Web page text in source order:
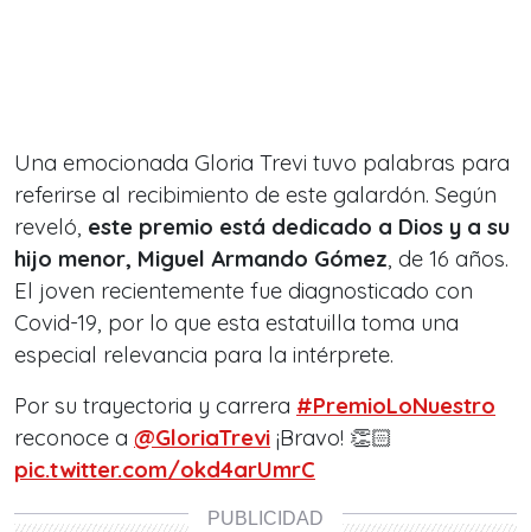
Una emocionada Gloria Trevi tuvo palabras para
referirse al recibimiento de este galardón. Según
reveló, este premio está dedicado a Dios y a su
hijo menor, Miguel Armando Gómez, de 16 años.
El joven recientemente fue diagnosticado con
Covid-19, por lo que esta estatuilla toma una
especial relevancia para la intérprete.
Por su trayectoria y carrera #PremioLoNuestro
reconoce a @GloriaTrevi ¡Bravo! 👏🏻
pic.twitter.com/okd4arUmrC